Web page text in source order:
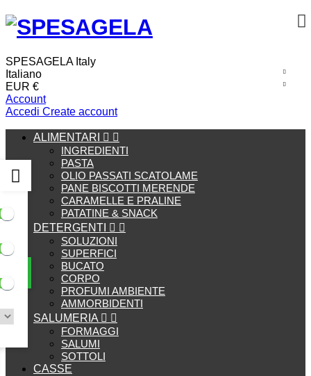
SPESAGELA Italy
Italiano
EUR €
Account
Accedi Create account
ALIMENTARI  
INGREDIENTI
PASTA
OLIO PASSATI SCATOLAME
PANE BISCOTTI MERENDE
CARAMELLE E PRALINE
PATATINE & SNACK
DETERGENTI  
SOLUZIONI
SUPERFICI
BUCATO
CORPO
PROFUMI AMBIENTE
AMMORBIDENTI
SALUMERIA  
FORMAGGI
SALUMI
SOTTOLI
CASSE